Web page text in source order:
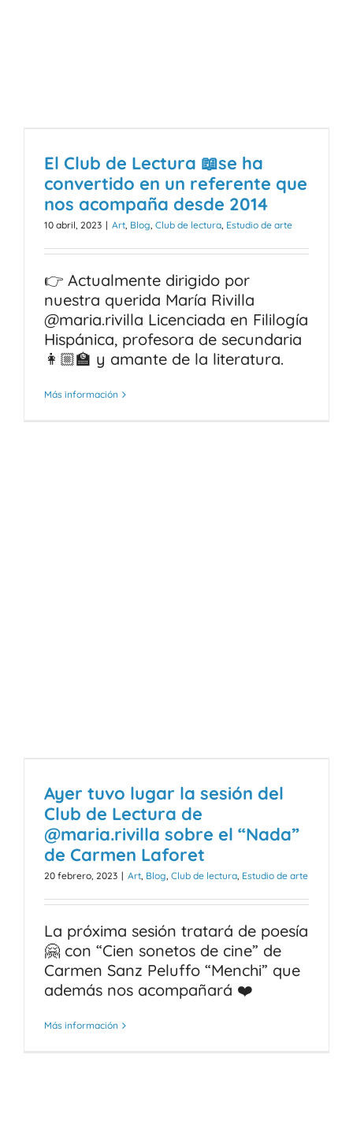
El Club de Lectura 📖se ha
convertido en un referente que
nos acompaña desde 2014
10 abril, 2023 | Art, Blog, Club de lectura, Estudio de arte
👉 Actualmente dirigido por
nuestra querida María Rivilla
@maria.rivilla Licenciada en Fililogía
Hispánica, profesora de secundaria
👩🏼‍🏫 y amante de la literatura.
Más información
Ayer tuvo lugar la sesión del
Club de Lectura de
@maria.rivilla sobre el “Nada”
de Carmen Laforet
20 febrero, 2023 | Art, Blog, Club de lectura, Estudio de arte
La próxima sesión tratará de poesía
🤗 con “Cien sonetos de cine” de
Carmen Sanz Peluffo “Menchi” que
además nos acompañará ❤️
Más información